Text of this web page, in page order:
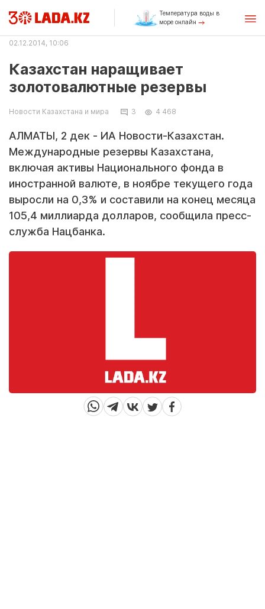
Температура воды в
море онлайн
02.12.2014, 10:06
Казахстан наращивает
золотовалютные резервы
Новости Казахстана и мира 3 4 468
АЛМАТЫ, 2 дек - ИА Новости-Казахстан.
Международные резервы Казахстана,
включая активы Национального фонда в
иностранной валюте, в ноябре текущего года
выросли на 0,3% и составили на конец месяца
105,4 миллиарда долларов, сообщила пресс-
служба Нацбанка.